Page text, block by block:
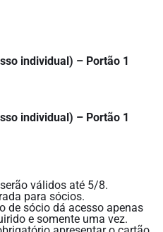
individual) – Portão 1
individual) – Portão 1
válidos até 5/8.
para sócios.
de sócio dá acesso apenas
e somente uma vez.